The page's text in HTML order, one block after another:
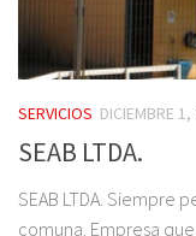
SERVICIOS DICIEMBRE
SEAB LTDA.
SEAB LTDA. Siempre
comuna. Empresa